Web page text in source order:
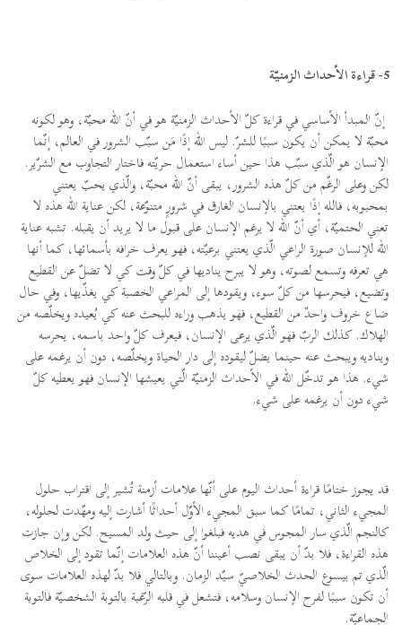
5- قراءة الأحداث الزمنيّة
إنّ المبدأ الأساسي في قراءة كلّ الأحداث الزمنيّة هو في أنّ الله محبّة، وهو لكونه
محبّة لا يمكن أن يكون سببًا للشرّ. ليس الله إذًا مَن سبّب الشرور في العالم، إنّما
الإنسان هو الّذي سبّب هذا حين أساء استعمال حريّته فاختار التجاوب مع الشرّير.
لكن وعلى الرغّم من كلّ هذه الشرور، يبقى أنّ الله محبّة، والّذي يحبّ يعتني
بمحبوبه، فالله إذًا يعتني بالإنسان الغارق في شرورٍ متنوّعة، لكن عناية الله هذه لا
تعني الحتميّة، أي أنّ الله لا يرغم الإنسان على قبول ما لا يريد أن يقبله. تشبه عناية
الله للإنسان صورة الراعي الّذي يعتني برعيّته، فهو يعرف خرافه بأسمائها، كما أنها
هي تعرفه وتسمع لصوته، وهو لا يبرح يناديها في كلّ وقت كي لا تضلّ عن القطيع
وتضيع، فيحرسها من كلّ سوء، ويقودها إلى المراعي الخصبة كي يغذّيها، وفي حال
ضاع خروف واحدٌ من القطيع، فهو يذهب وراءه للبحث عنه كي يُعيده ويخلّصه من
الهلاك. كذلك الربّ فهو الّذي يرعى الإنسان، فيعرف كلّ واحد باسمه، يحرسه
ويناديه ويبحث عنه حينما يضلّ ليقوده إلى دار الحياة ويخلّصه، دون أن يرغمه على
شيء. هذا هو تدخّل الله في الأحداث الزمنيّة الّتي يعيشها الإنسان فهو يعطيه كلّ
شيء دون أن يرغمه على شيء.
قد يجوز ختامًا قراءة أحداث اليوم على أنّها علامات أزمنة تُشير إلى اقتراب حلول
المجيء الثاني، تمامًا كما سبق المجيء الأوّل أحداثًا أشارت إليه ومهّدت لحلوله،
كالنجم الّذي سار المجوس في هديه فبلغوا إلى حيث ولد المسيح. لكن وإن جازت
هذه القراءة، فلا بدّ أن يبقى نصب أعيننا أنّ هذه العلامات إنّما تقود إلى الخلاص
الّذي تم بيسوع الحدث الخلاصيّ سيّد الزمان. وبالتالي فلا بدّ لهذه العلامات سوى
أن تكون سببًا لفرح الإنسان وسلامه، فتشعل في قلبه الرّغبة بالتوبة الشخصيّة فالتوبة
الجماعيّة.